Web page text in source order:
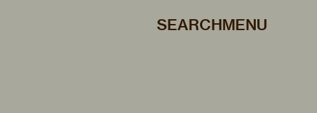
SEARCHMENU